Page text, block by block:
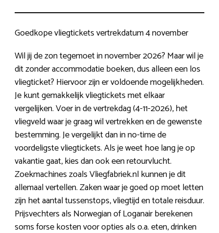
Goedkope vliegtickets vertrekdatum 4 november
Wil jij de zon tegemoet in november 2026? Maar wil je
dit zonder accommodatie boeken, dus alleen een los
vliegticket? Hiervoor zijn er voldoende mogelijkheden.
Je kunt gemakkelijk vliegtickets met elkaar
vergelijken. Voer in de vertrekdag (4-11-2026), het
vliegveld waar je graag wil vertrekken en de gewenste
bestemming. Je vergelijkt dan in no-time de
voordeligste vliegtickets. Als je weet hoe lang je op
vakantie gaat, kies dan ook een retourvlucht.
Zoekmachines zoals Vliegfabriek.nl kunnen je dit
allemaal vertellen. Zaken waar je goed op moet letten
zijn het aantal tussenstops, vliegtijd en totale reisduur.
Prijsvechters als Norwegian of Loganair berekenen
soms forse kosten voor opties als o.a. eten, drinken